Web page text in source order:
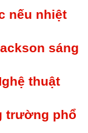
nếu nhiệt
sáng
thuật
trường phổ